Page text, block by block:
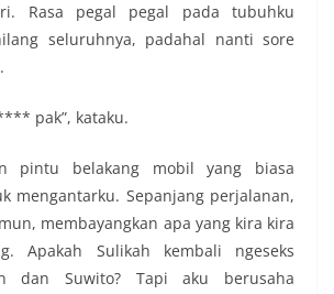
Rasa pegal pegal pada tubuhku
seluruhnya, padahal nanti sore
pak”, kataku.
pintu belakang mobil yang biasa
mengantarku. Sepanjang perjalanan,
membayangkan apa yang kira kira
Apakah Sulikah kembali ngeseks
dan Suwito? Tapi aku berusaha